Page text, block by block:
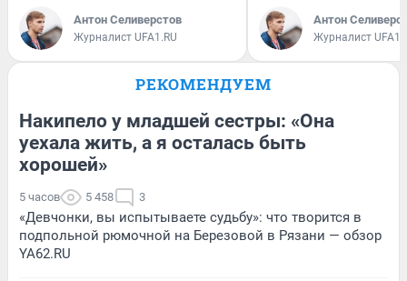
Антон Селиверстов
Журналист UFA1.RU
Антон
Журналист
РЕКОМЕНДУЕМ
Накипело у младшей сестры: «Она
уехала жить, а я осталась быть
хорошей»
5 часов 5 458 3
«Девчонки, вы испытываете судьбу»: что творится в
подпольной рюмочной на Березовой в Рязани — обзор
YA62.RU